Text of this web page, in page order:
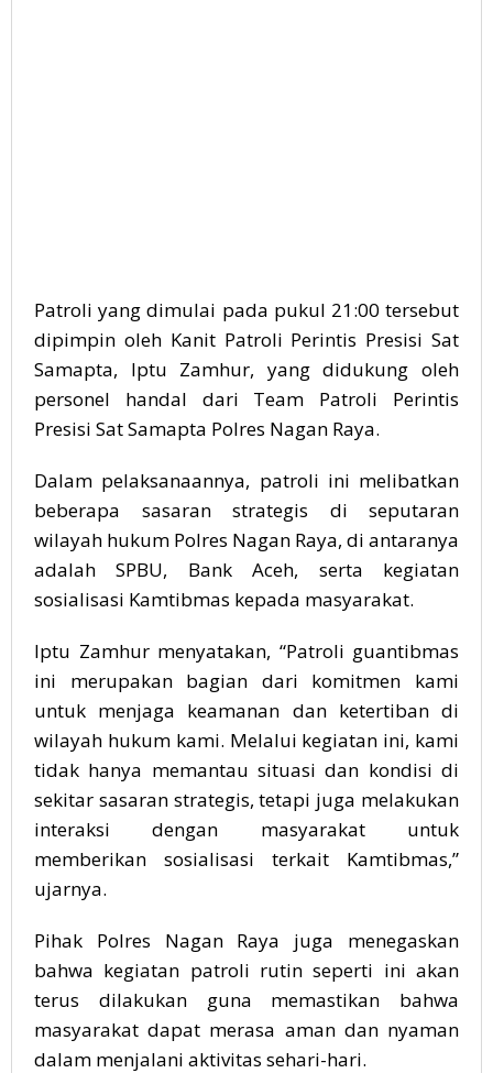
Patroli yang dimulai pada pukul 21:00 tersebut
dipimpin oleh Kanit Patroli Perintis Presisi Sat
Samapta, Iptu Zamhur, yang didukung oleh
personel handal dari Team Patroli Perintis
Presisi Sat Samapta Polres Nagan Raya.
Dalam pelaksanaannya, patroli ini melibatkan
beberapa sasaran strategis di seputaran
wilayah hukum Polres Nagan Raya, di antaranya
adalah SPBU, Bank Aceh, serta kegiatan
sosialisasi Kamtibmas kepada masyarakat.
Iptu Zamhur menyatakan, “Patroli guantibmas
ini merupakan bagian dari komitmen kami
untuk menjaga keamanan dan ketertiban di
wilayah hukum kami. Melalui kegiatan ini, kami
tidak hanya memantau situasi dan kondisi di
sekitar sasaran strategis, tetapi juga melakukan
interaksi dengan masyarakat untuk
memberikan sosialisasi terkait Kamtibmas,”
ujarnya.
Pihak Polres Nagan Raya juga menegaskan
bahwa kegiatan patroli rutin seperti ini akan
terus dilakukan guna memastikan bahwa
masyarakat dapat merasa aman dan nyaman
dalam menjalani aktivitas sehari-hari.